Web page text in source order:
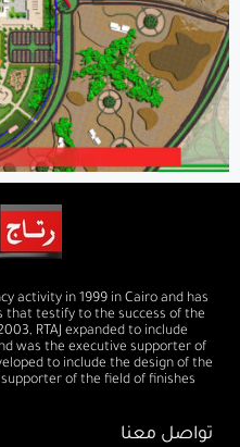
activity in 1999 in Cairo and has
that testify to the success of the
RTAJ expanded to include
was the executive supporter of
to include the design of the
of the field of finishes
تواصل معنا